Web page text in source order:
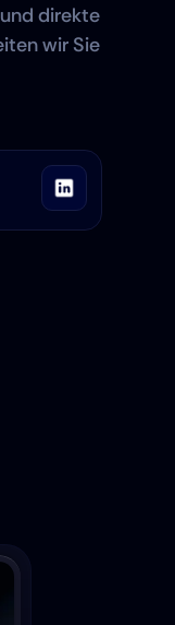
direkte
wir Sie